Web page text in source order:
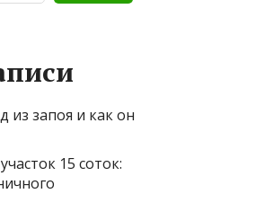
из запоя и как он
15 соток: